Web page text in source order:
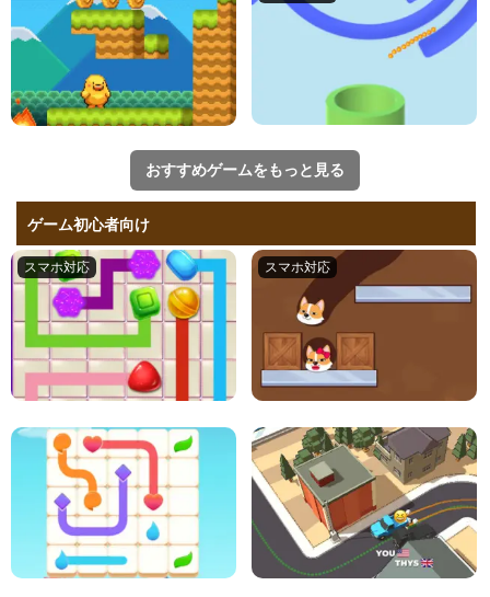
おすすめゲームをもっと見る
ゲーム初心者向け